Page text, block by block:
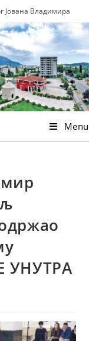
Јована Владимира
Menu
УНУТРА